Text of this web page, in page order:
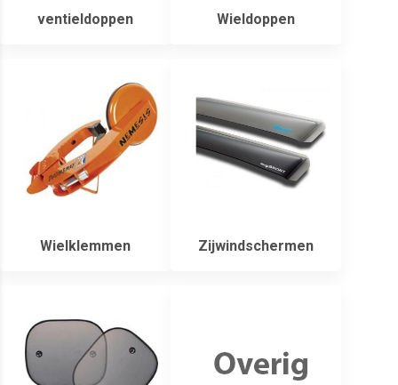
ventieldoppen Wieldoppen
Wielklemmen Zijwindschermen